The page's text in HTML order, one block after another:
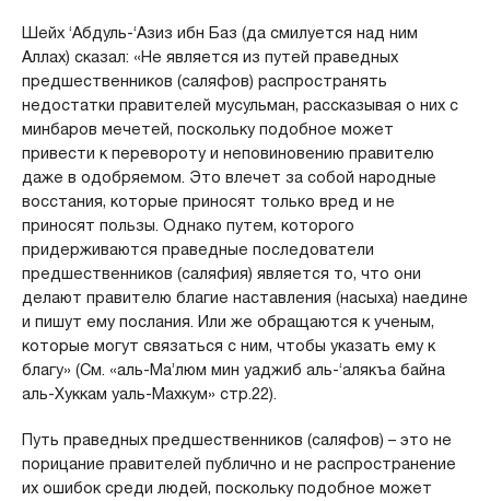
Шейх ‘Абдуль-‘Азиз ибн Баз (да смилуется над ним
Аллах) сказал: «Не является из путей праведных
предшественников (саляфов) распространять
недостатки правителей мусульман, рассказывая о них с
минбаров мечетей, поскольку подобное может
привести к перевороту и неповиновению правителю
даже в одобряемом. Это влечет за собой народные
восстания, которые приносят только вред и не
приносят пользы. Однако путем, которого
придерживаются праведные последователи
предшественников (саляфия) является то, что они
делают правителю благие наставления (насыха) наедине
и пишут ему послания. Или же обращаются к ученым,
которые могут связаться с ним, чтобы указать ему к
благу» (См. «аль-Ма’люм мин уаджиб аль-‘алякъа байна
аль-Хуккам уаль-Махкум» стр.22).
Путь праведных предшественников (саляфов) – это не
порицание правителей публично и не распространение
их ошибок среди людей, поскольку подобное может